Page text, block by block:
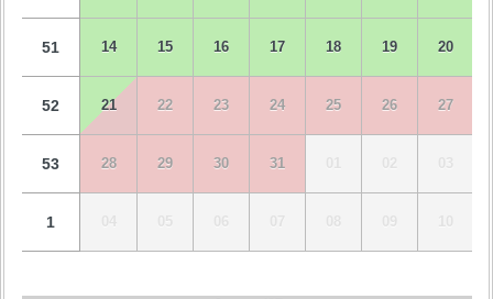
51 14 15 16 17 18 19 20
52 21 22 23 24 25 26 27
53 28 29 30 31 01 02 03
1 05 06 09 10